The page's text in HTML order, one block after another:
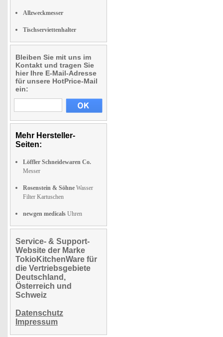
Allzweckmesser
Tischserviettenhalter
Bleiben Sie mit uns im
Kontakt und tragen Sie
hier Ihre E-Mail-Adresse
für unsere HotPrice-Mail
ein:
Mehr Hersteller-
Seiten:
Löffler Schneidewaren Co.
Messer
Rosenstein & Söhne Wasser
Filter Kartuschen
newgen medicals Uhren
Service- & Support-
Website der Marke
TokioKitchenWare für
die Vertriebsgebiete
Deutschland,
Österreich und
Schweiz
Datenschutz
Impressum